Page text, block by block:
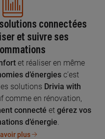
connectées
et suivre ses
et réaliser en même
d’énergies c’est
solutions Drivia with
comme en rénovation,
connecté et gérez vos
d’énergie.
plus